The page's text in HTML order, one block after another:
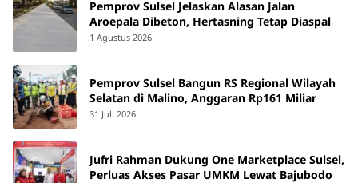
Pemprov Sulsel Jelaskan Alasan Jalan
Aroepala Dibeton, Hertasning Tetap Diaspal
1 Agustus 2026
Pemprov Sulsel Bangun RS Regional Wilayah
Selatan di Malino, Anggaran Rp161 Miliar
31 Juli 2026
Jufri Rahman Dukung One Marketplace Sulsel,
Perluas Akses Pasar UMKM Lewat Bajubodo